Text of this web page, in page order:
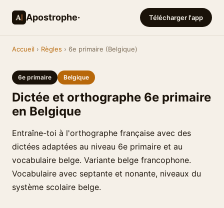
Apostrophe· Télécharger l'app
Accueil › Règles › 6e primaire (Belgique)
6e primaire Belgique
Dictée et orthographe 6e primaire
en Belgique
Entraîne-toi à l'orthographe française avec des
dictées adaptées au niveau 6e primaire et au
vocabulaire belge. Variante belge francophone.
Vocabulaire avec septante et nonante, niveaux du
système scolaire belge.